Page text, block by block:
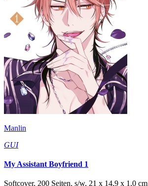
Manlin
GUI
My Assistant Boyfriend 1
Softcover, 200 Seiten, s/w, 21 x 14,9 x 1,0 cm